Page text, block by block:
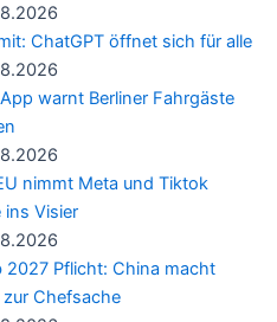
ChatGPT öffnet sich für alle
warnt Berliner Fahrgäste
nimmt Meta und Tiktok
Visier
2027 Pflicht: China macht
Chefsache